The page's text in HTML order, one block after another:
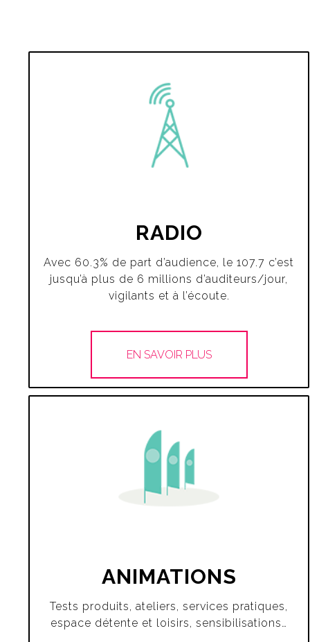
RADIO
Avec 60.3% de part d’audience, le 107.7 c’est
jusqu’à plus de 6 millions d’auditeurs/jour,
vigilants et à l’écoute.
EN SAVOIR PLUS
ANIMATIONS
Tests produits, ateliers, services pratiques,
espace détente et loisirs, sensibilisations…